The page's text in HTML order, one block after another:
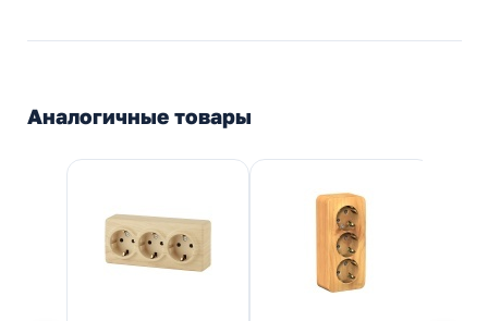
Аналогичные товары